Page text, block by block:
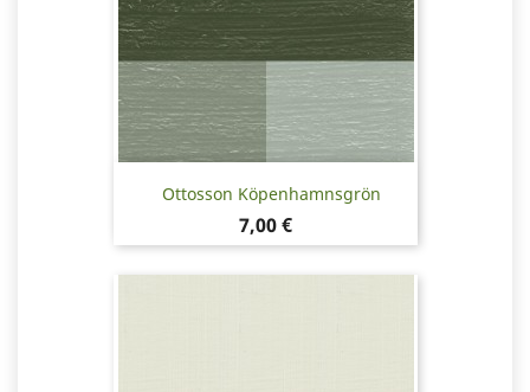
Ottosson Köpenhamnsgrön
Pris
7,00 €